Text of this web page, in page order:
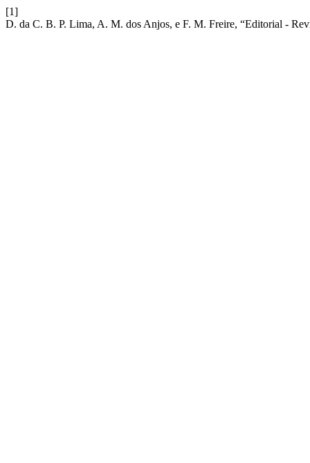
[1]
D. da C. B. P. Lima, A. M. dos Anjos, e F. M. Freire, “Editorial -